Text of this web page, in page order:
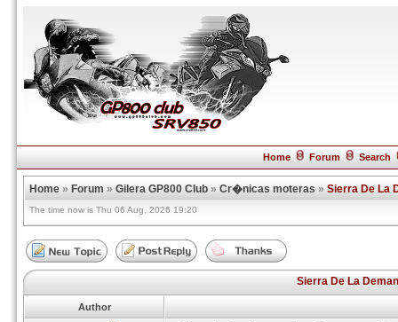
Home Forum Search
Home » Forum » Gilera GP800 Club » Cr�nicas moteras » Sierra De La
The time now is Thu 06 Aug, 2026 19:20
Sierra De La
Author